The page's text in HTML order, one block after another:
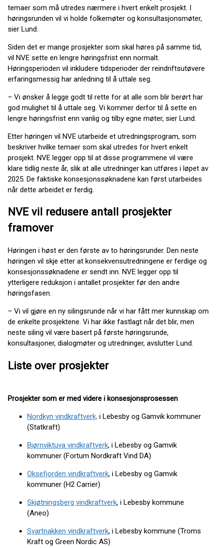
temaer som må utredes nærmere i hvert enkelt prosjekt. I
høringsrunden vil vi holde folkemøter og konsultasjonsmøter,
sier Lund.
Siden det er mange prosjekter som skal høres på samme tid,
vil NVE sette en lengre høringsfrist enn normalt.
Høringsperioden vil inkludere tidsperioder der reindriftsutøvere
erfaringsmessig har anledning til å uttale seg.
– Vi ønsker å legge godt til rette for at alle som blir berørt har
god mulighet til å uttale seg. Vi kommer derfor til å sette en
lengre høringsfrist enn vanlig og tilby egne møter, sier Lund.
Etter høringen vil NVE utarbeide et utredningsprogram, som
beskriver hvilke temaer som skal utredes for hvert enkelt
prosjekt. NVE legger opp til at disse programmene vil være
klare tidlig neste år, slik at alle utredninger kan utføres i løpet av
2025. De faktiske konsesjonssøknadene kan først utarbeides
når dette arbeidet er ferdig.
NVE vil redusere antall prosjekter
framover
Høringen i høst er den første av to høringsrunder. Den neste
høringen vil skje etter at konsekvensutredningene er ferdige og
konsesjonssøknadene er sendt inn. NVE legger opp til
ytterligere reduksjon i antallet prosjekter før den andre
høringsfasen.
– Vi vil gjøre en ny silingsrunde når vi har fått mer kunnskap om
de enkelte prosjektene. Vi har ikke fastlagt når det blir, men
neste siling vil være basert på første høringsrunde,
konsultasjoner, dialogmøter og utredninger, avslutter Lund.
Liste over prosjekter
Prosjekter som er med videre i konsesjonsprosessen
Nordkyn vindkraftverk, i Lebesby og Gamvik kommuner
(Statkraft)
Bjørnviktuva vindkraftverk, i Lebesby og Gamvik
kommuner (Fortum Nordkraft Vind DA)
Oksefjorden vindkraftverk, i Lebesby og Gamvik
kommuner (H2 Carrier)
Skjøtningsberg vindkraftverk, i Lebesby kommune
(Aneo)
Svartnakken vindkraftverk, i Lebesby kommune (Troms
Kraft og Green Nordic AS)